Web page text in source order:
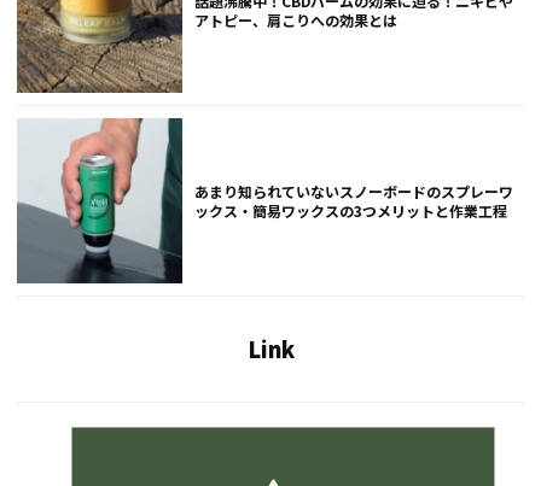
アトピー、肩こりへの効果とは
あまり知られていないスノーボードのスプレーワ
ックス・簡易ワックスの3つメリットと作業工程
Link